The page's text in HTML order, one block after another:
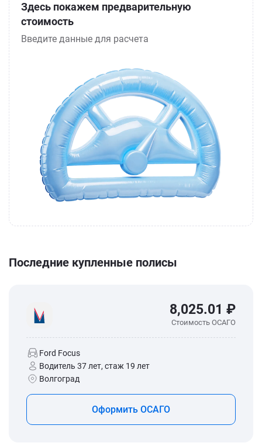
Здесь покажем предварительную
стоимость
Введите данные для расчета
Последние купленные полисы
8,025.01 ₽
Стоимость ОСАГО
Ford Focus
Водитель 37 лет, стаж 19 лет
Волгоград
Оформить ОСАГО